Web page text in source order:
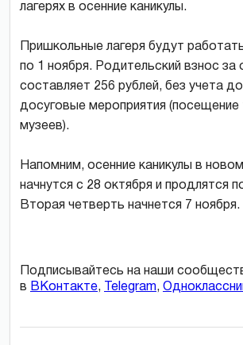
лагерях в осенние каникулы.
Пришкольные лагеря будут
по 1 ноября. Родительский взнос за
составляет 256 рублей, без учета
досуговые мероприятия (посещение
музеев).
Напомним, осенние каникулы в
начнутся с 28 октября и продлятся
Вторая четверть начнется 7 ноября.
Подписывайтесь на наши
в ВКонтакте, Telegram,